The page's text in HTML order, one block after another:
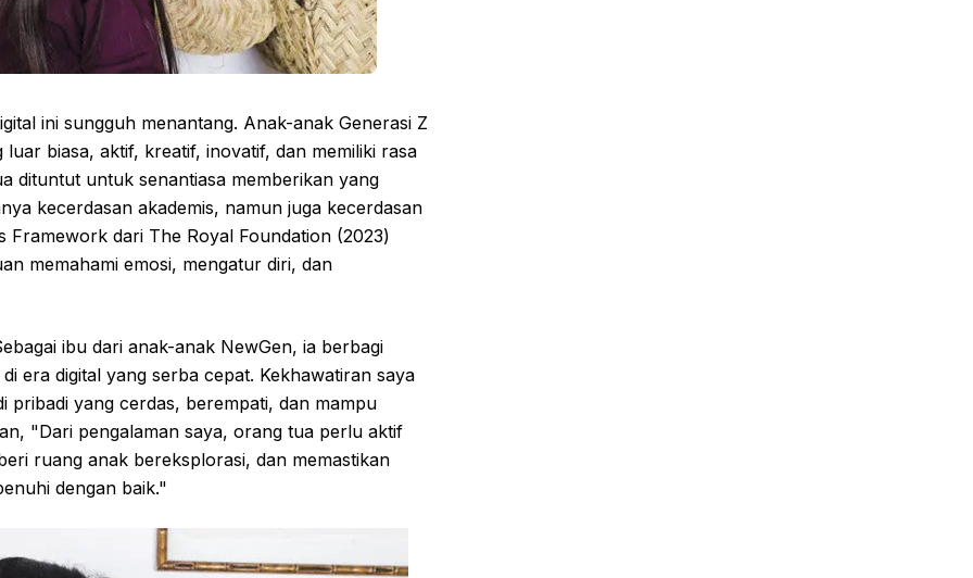
ini sungguh menantang. Anak-anak Generasi Z
biasa, aktif, kreatif, inovatif, dan memiliki rasa
dituntut untuk senantiasa memberikan yang
kecerdasan akademis, namun juga kecerdasan
Framework dari The Royal Foundation (2023)
memahami emosi, mengatur diri, dan
ibu dari anak-anak NewGen, ia berbagi
era digital yang serba cepat. Kekhawatiran saya
pribadi yang cerdas, berempati, dan mampu
"Dari pengalaman saya, orang tua perlu aktif
ruang anak bereksplorasi, dan memastikan
dengan baik."